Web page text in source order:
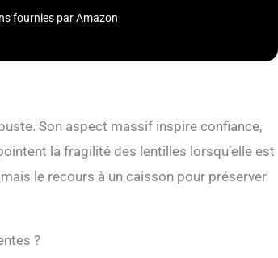
fournies par Amazon
Son aspect massif inspire confiance,
la fragilité des lentilles lorsqu’elle est
le recours à un caisson pour préserver
?